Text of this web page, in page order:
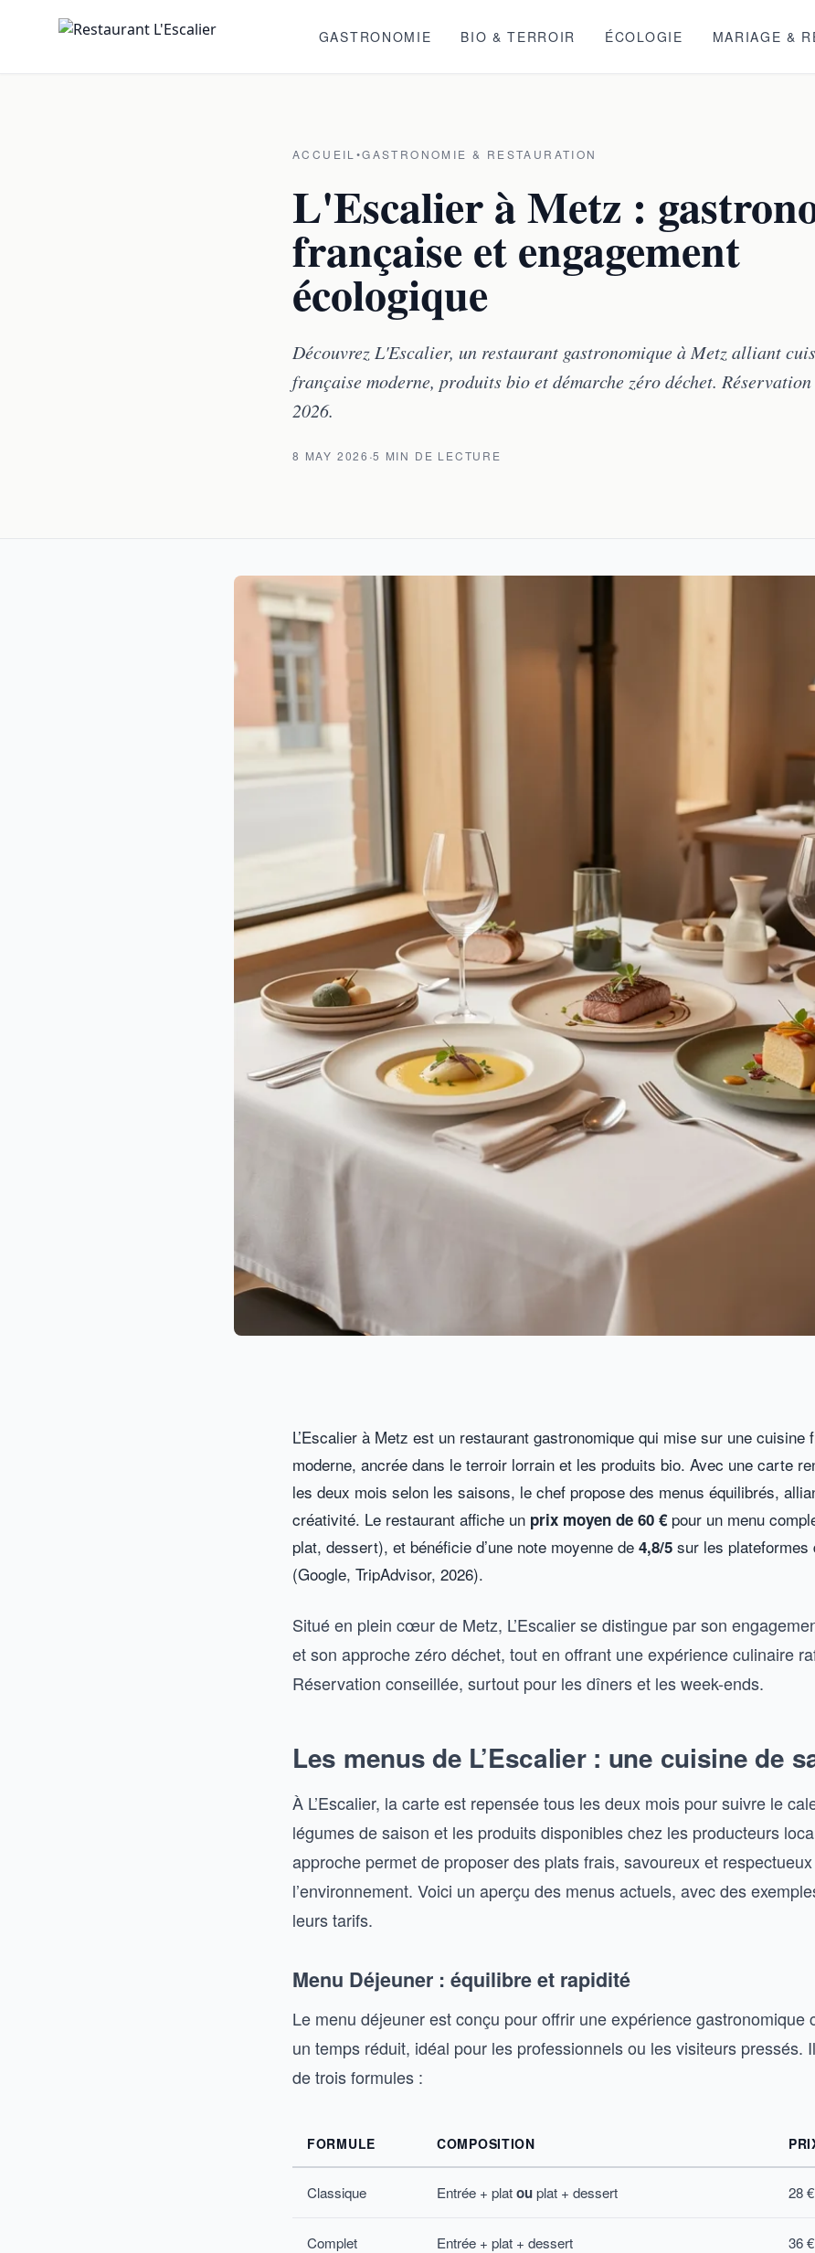
GASTRONOMIE BIO & TERROIR ÉCOLOGIE MARIAGE &
ACCUEIL •GASTRONOMIE & RESTAURATION
L'Escalier à Metz :
française et engagement
écologique
Découvrez L'Escalier, un restaurant gastronomique à Metz alliant
française moderne, produits bio et démarche zéro déchet. Réservation
2026.
8 MAY 2026 ·5 MIN DE LECTURE
L’Escalier à Metz est un restaurant gastronomique qui mise sur une cuisine
moderne, ancrée dans le terroir lorrain et les produits bio. Avec une carte
les deux mois selon les saisons, le chef propose des menus équilibrés,
créativité. Le restaurant affiche un prix moyen de 60 € pour un menu
plat, dessert), et bénéficie d’une note moyenne de 4,8/5 sur les plateformes
(Google, TripAdvisor, 2026).
Situé en plein cœur de Metz, L’Escalier se distingue par son
et son approche zéro déchet, tout en offrant une expérience culinaire
Réservation conseillée, surtout pour les dîners et les week-ends.
Les menus de L’Escalier : une cuisine de
À L’Escalier, la carte est repensée tous les deux mois pour suivre le
légumes de saison et les produits disponibles chez les producteurs
approche permet de proposer des plats frais, savoureux et
l’environnement. Voici un aperçu des menus actuels, avec des
leurs tarifs.
Menu Déjeuner : équilibre et rapidité
Le menu déjeuner est conçu pour offrir une expérience gastronomique
un temps réduit, idéal pour les professionnels ou les visiteurs pressés.
de trois formules :
FORMULE COMPOSITION
Classique Entrée + platouplat + dessert 28 €
Complet Entrée + plat + dessert 36 €